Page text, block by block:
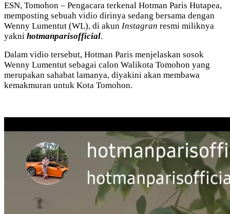
ESN, Tomohon – Pengacara terkenal Hotman Paris Hutapea,
memposting sebuah vidio dirinya sedang bersama dengan
Wenny Lumentut (WL), di akun Instagran resmi miliknya
yakni hotmanparisofficial.
Dalam vidio tersebut, Hotman Paris menjelaskan sosok
Wenny Lumentut sebagai calon Walikota Tomohon yang
merupakan sahabat lamanya, diyakini akan membawa
kemakmuran untuk Kota Tomohon.